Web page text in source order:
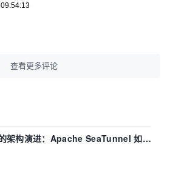
查看更多评论
架构演进：Apache SeaTunnel 如何
Flush”难题